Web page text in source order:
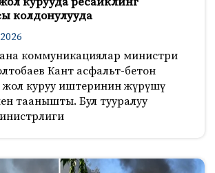
колдонулууда
коммуникациялар министри
Кант асфальт-бетон
жол куруу иштеринин жүрүшү
таанышты. Бул тууралуу